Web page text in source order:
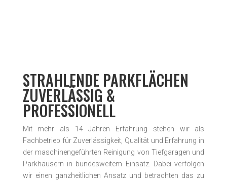
STRAHLENDE PARKFLÄCHEN
ZUVERLÄSSIG &
PROFESSIONELL
Mit mehr als 14 Jahren Erfahrung stehen wir als
Fachbetrieb für Zuverlässigkeit, Qualität und Erfahrung in
der maschinen­geführten Reinigung von Tiefgaragen und
Parkhäusern in bundesweitem Einsatz. Dabei verfolgen
wir einen ganzheitlichen Ansatz und betrachten das zu